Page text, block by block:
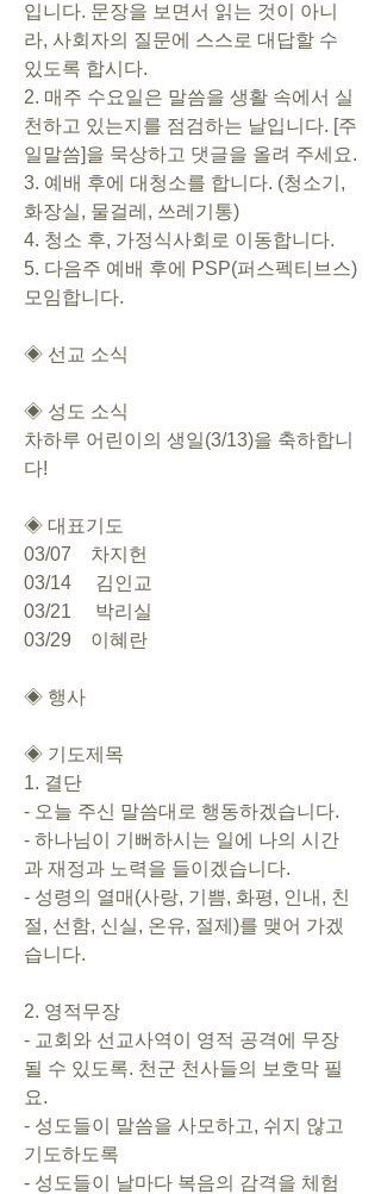
입니다. 문장을 보면서 읽는 것이 아니
라, 사회자의 질문에 스스로 대답할 수
있도록 합시다.
2. 매주 수요일은 말씀을 생활 속에서 실
천하고 있는지를 점검하는 날입니다. [주
3. 예배 후에 대청소를 합니다. (청소기,
화장실, 물걸레, 쓰레기통)
4. 청소 후, 가정식사회로 이동합니다.
5. 다음주 예배 후에 PSP(퍼스펙티브스)
모임합니다.
◈ 선교 소식
◈ 성도 소식
차하루 어린이의 생일(3/13)을 축하합니
다!
◈ 대표기도
03/07    차지헌
03/14     김인교
03/21     박리실
03/29    이혜란
◈ 행사
◈ 기도제목
1. 결단
- 하나님이 기뻐하시는 일에 나의 시간
과 재정과 노력을 들이겠습니다.
- 성령의 열매(사랑, 기쁨, 화평, 인내, 친
절, 선함, 신실, 온유, 절제)를 맺어 가겠
습니다.
2. 영적무장
- 교회와 선교사역이 영적 공격에 무장
될 수 있도록. 천군 천사들의 보호막 필
요.
- 성도들이 말씀을 사모하고, 쉬지 않고
기도하도록
- 성도들이 날마다 복음의 감격을 체험